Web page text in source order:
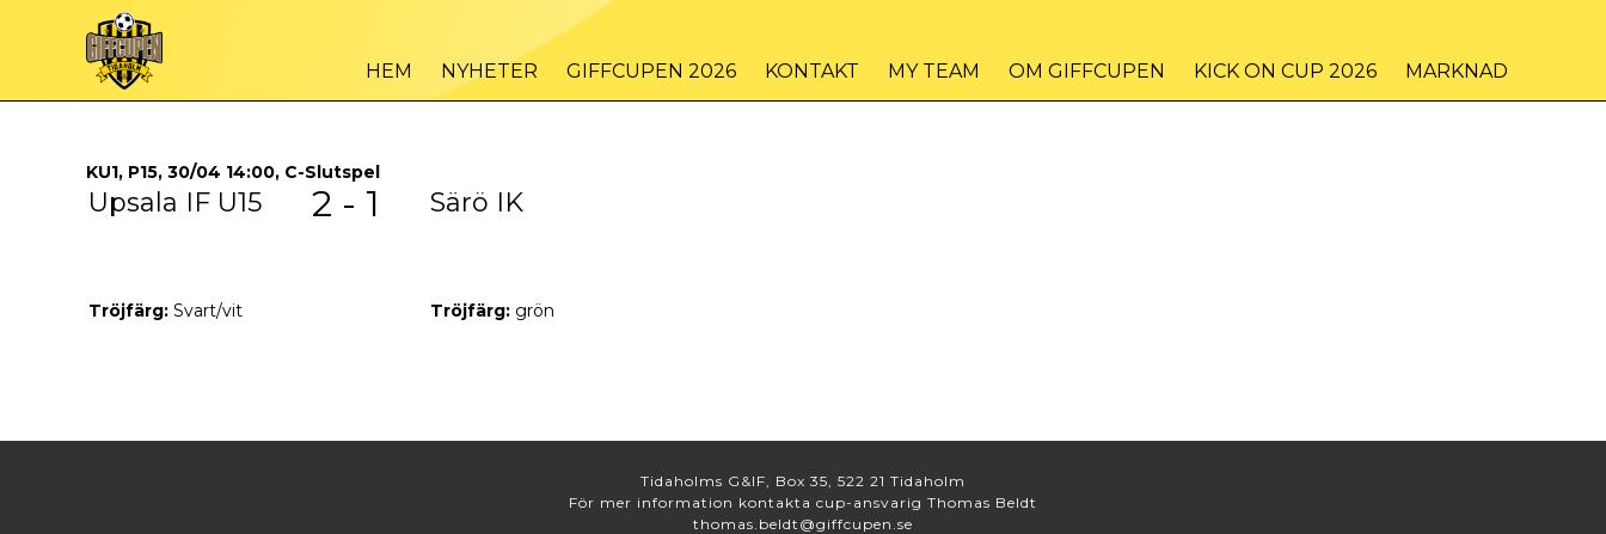
HEM NYHETER GIFFCUPEN 2026 KONTAKT MY TEAM OM GIFFCUPEN KICK ON CUP 2026 MARKNAD
KU1, P15, 30/04 14:00, C-Slutspel
Upsala IF U15 2 - 1 Särö IK
Tröjfärg: Svart/vit Tröjfärg: grön
Tidaholms G&IF, Box 35, 522 21 Tidaholm
För mer information kontakta cup-ansvarig Thomas Beldt
thomas.beldt@giffcupen.se